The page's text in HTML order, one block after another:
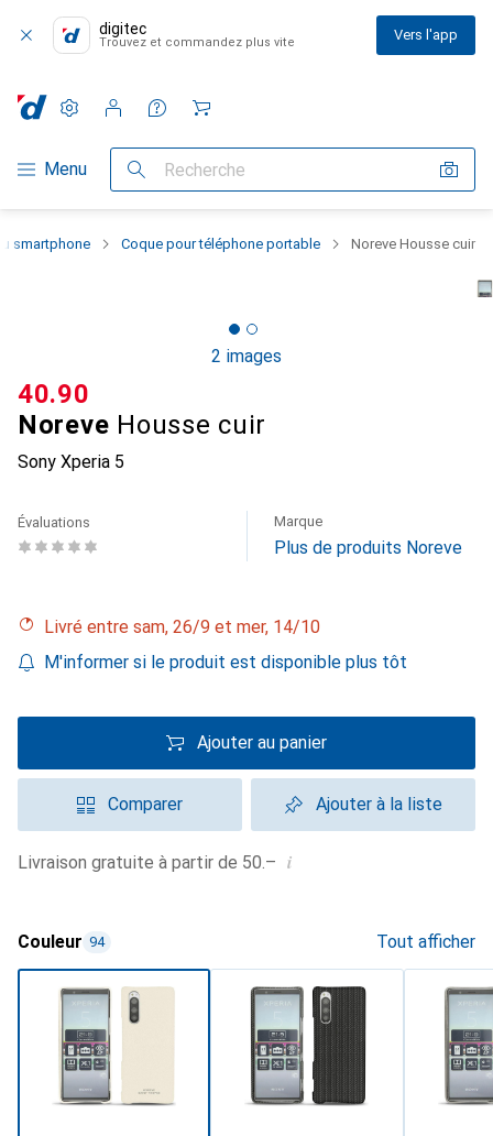
digitec
Trouvez et commandez plus vite Vers l'app
Navigation par catégorie
Menu Recherche
Paramètres
Compte client
Listes de comparaison
Listes d'envies
Panier
smartphone Coque pour téléphone portable Noreve Housse cuir
2 images
Noreve Housse cuir
Sony Xperia 5
CHF
40.90
Évaluations Marque
Plus de produits Noreve
Livré entre sam, 26/9 et mer, 14/10
M'informer si le produit est disponible plus tôt
Ajouter au panier
Comparer Ajouter à la liste
Livraison gratuite à partir de 50.– i
Couleur 94 Tout afficher